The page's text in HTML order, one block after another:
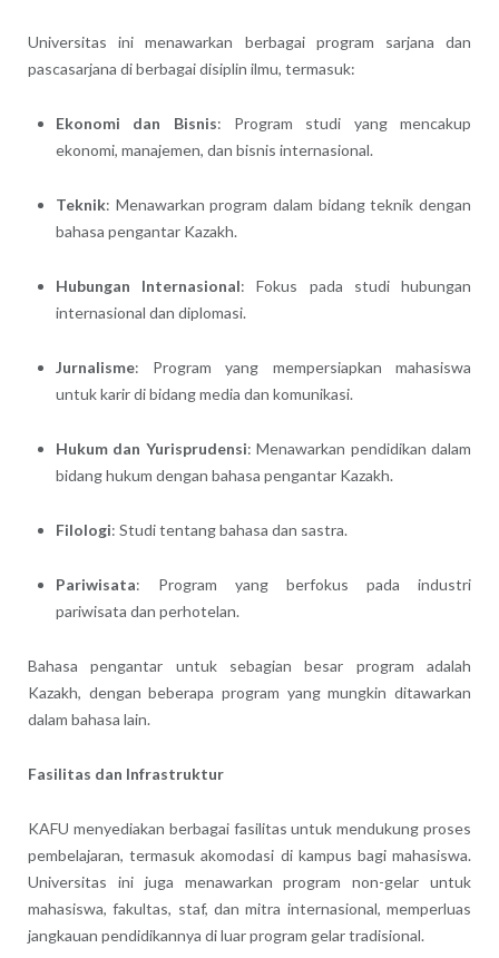
Universitas ini menawarkan berbagai program sarjana dan
pascasarjana di berbagai disiplin ilmu, termasuk:
Ekonomi dan Bisnis: Program studi yang mencakup
ekonomi, manajemen, dan bisnis internasional.
Teknik: Menawarkan program dalam bidang teknik dengan
bahasa pengantar Kazakh.
Hubungan Internasional: Fokus pada studi hubungan
internasional dan diplomasi.
Jurnalisme: Program yang mempersiapkan mahasiswa
untuk karir di bidang media dan komunikasi.
Hukum dan Yurisprudensi: Menawarkan pendidikan dalam
bidang hukum dengan bahasa pengantar Kazakh.
Filologi: Studi tentang bahasa dan sastra.
Pariwisata: Program yang berfokus pada industri
pariwisata dan perhotelan.
Bahasa pengantar untuk sebagian besar program adalah
Kazakh, dengan beberapa program yang mungkin ditawarkan
dalam bahasa lain.
Fasilitas dan Infrastruktur
KAFU menyediakan berbagai fasilitas untuk mendukung proses
pembelajaran, termasuk akomodasi di kampus bagi mahasiswa.
Universitas ini juga menawarkan program non-gelar untuk
mahasiswa, fakultas, staf, dan mitra internasional, memperluas
jangkauan pendidikannya di luar program gelar tradisional.